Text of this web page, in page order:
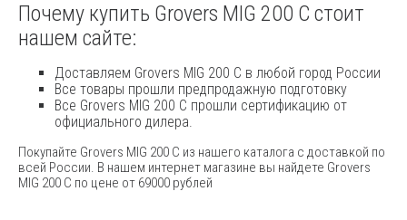
Почему купить Grovers MIG 200 C стоит
нашем сайте:
Доставляем Grovers MIG 200 C в любой город России
Все товары прошли предпродажную подготовку
Все Grovers MIG 200 C прошли сертификацию от
официального дилера.
Покупайте Grovers MIG 200 C из нашего каталога с доставкой по
всей России. В нашем интернет магазине вы найдете Grovers
MIG 200 C по цене от 69000 рублей